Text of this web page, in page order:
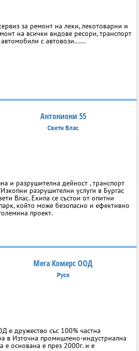
за ремонт на леки, лекотоварни и
на всички видове ресори, транспорт
с автовози......
Антониони 55
Свети Влас
и разрушителна дейност , транспорт
разрушителни услуги в Бургас
Влас. Екипа се състои от опитни
който може безопасно и ефективно
проект.
Мега Комерс ООД
Русе
е дружество със 100% частна
в Източна промишлено-индустриална
е основана е през 2000г. и е